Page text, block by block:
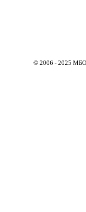
© 2006 - 2025